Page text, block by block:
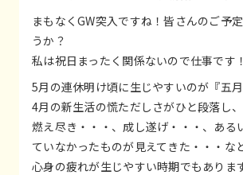
まもなくGW突入ですね！皆さんのご予
うか？
私は祝日まったく関係ないので仕事です！
5月の連休明け頃に生じやすいのが『五
4月の新生活の慌ただしさがひと段落し、
燃え尽き・・・、成し遂げ・・・、ある
ていなかったものが見えてきた・・・な
心身の疲れが生じやすい時期でもあります